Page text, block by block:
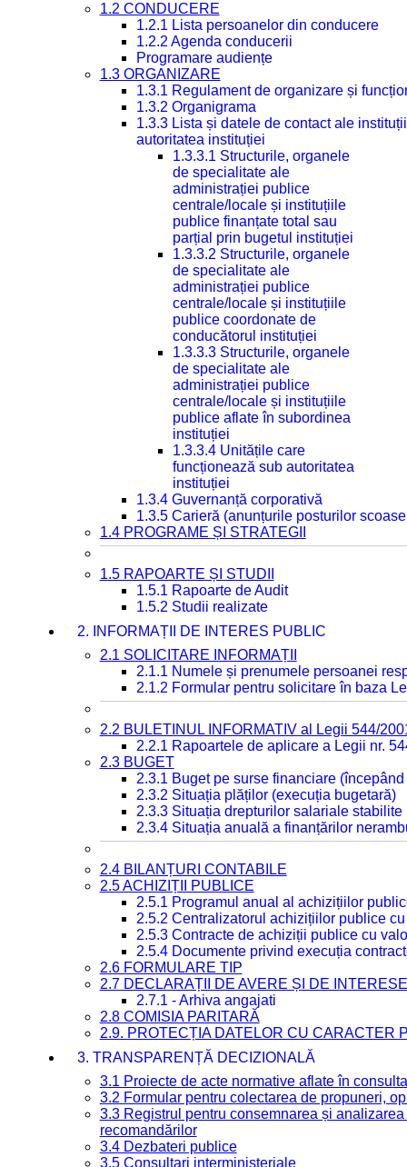
1.2 CONDUCERE
1.2.1 Lista persoanelor din conducere
1.2.2 Agenda conducerii
Programare audiențe
1.3 ORGANIZARE
1.3.1 Regulament de organizare și
1.3.2 Organigrama
1.3.3 Lista și datele de contact ale
autoritatea instituției
1.3.3.1 Structurile, organele
de specialitate ale
administrației publice
centrale/locale și instituțiile
publice finanțate total sau
parțial prin bugetul instituției
1.3.3.2 Structurile, organele
de specialitate ale
administrației publice
centrale/locale și instituțiile
publice coordonate de
conducătorul instituției
1.3.3.3 Structurile, organele
de specialitate ale
administrației publice
centrale/locale și instituțiile
publice aflate în subordinea
instituției
1.3.3.4 Unitățile care
funcționează sub autoritatea
instituției
1.3.4 Guvernanță corporativă
1.3.5 Carieră (anunțurile posturilor
1.4 PROGRAME ȘI STRATEGII
1.5 RAPOARTE ȘI STUDII
1.5.1 Rapoarte de Audit
1.5.2 Studii realizate
2. INFORMAȚII DE INTERES PUBLIC
2.1 SOLICITARE INFORMAȚII
2.1.1 Numele și prenumele persoanei
2.1.2 Formular pentru solicitare în baza
2.2 BULETINUL INFORMATIV al Legii 544/
2.2.1 Rapoartele de aplicare a Legii nr.
2.3 BUGET
2.3.1 Buget pe surse financiare
2.3.2 Situația plăților (execuția bugetară)
2.3.3 Situația drepturilor salariale
2.3.4 Situația anuală a finanțărilor
2.4 BILANȚURI CONTABILE
2.5 ACHIZIȚII PUBLICE
2.5.1 Programul anual al achizițiilor
2.5.2 Centralizatorul achizițiilor publice
2.5.3 Contracte de achiziții publice cu
2.5.4 Documente privind execuția
2.6 FORMULARE TIP
2.7 DECLARAȚII DE AVERE ȘI DE INTERESE
2.7.1 - Arhiva angajati
2.8 COMISIA PARITARĂ
2.9. PROTECȚIA DATELOR CU CARACTER
3. TRANSPARENȚĂ DECIZIONALĂ
3.1 Proiecte de acte normative aflate în
3.2 Formular pentru colectarea de propuneri,
3.3 Registrul pentru consemnarea și
recomandărilor
3.4 Dezbateri publice
3.5 Consultari interministeriale